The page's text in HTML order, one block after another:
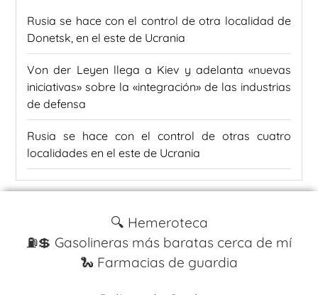
Rusia se hace con el control de otra localidad de
Donetsk, en el este de Ucrania
Von der Leyen llega a Kiev y adelanta «nuevas
iniciativas» sobre la «integración» de las industrias
de defensa
Rusia se hace con el control de otras cuatro
localidades en el este de Ucrania
🔍 Hemeroteca
⛽️💲 Gasolineras más baratas cerca de mí
🐍 Farmacias de guardia